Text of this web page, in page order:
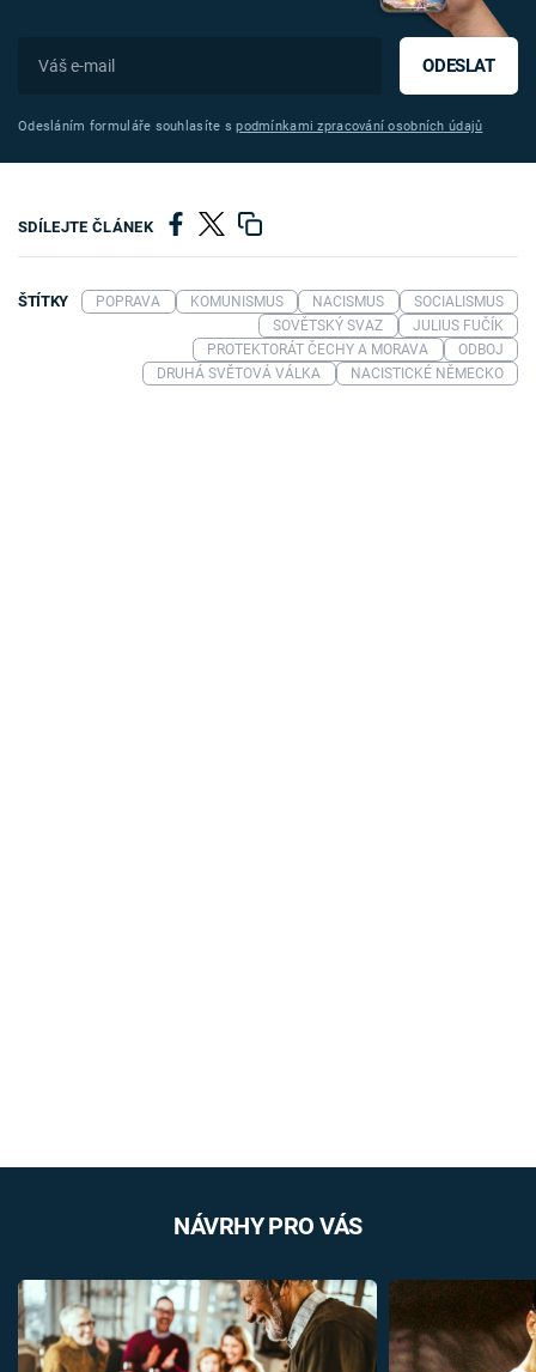
ODESLAT
Odesláním formuláře souhlasíte spodmínkami zpracování osobních údajů
SDÍLEJTE ČLÁNEK
ŠTÍTKY POPRAVA KOMUNISMUS NACISMUS
SOCIALISMUS
SOVĚTSKÝ SVAZ
JULIUS FUČÍK
PROTEKTORÁT ČECHY A MORAVA
ODBOJ
DRUHÁ SVĚTOVÁ VÁLKA
NACISTICKÉ NĚMECKO
NÁVRHY PRO VÁS